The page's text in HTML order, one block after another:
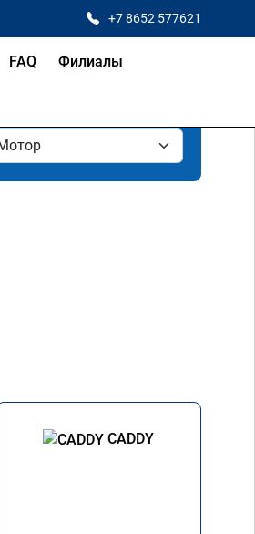
+7 8652 577621
FAQ Филиалы
CADDY